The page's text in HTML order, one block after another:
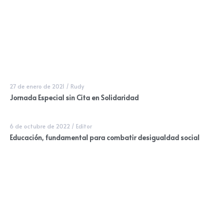
27 de enero de 2021 / Rudy
Jornada Especial sin Cita en Solidaridad
6 de octubre de 2022 / Editor
Educación, fundamental para combatir desigualdad social